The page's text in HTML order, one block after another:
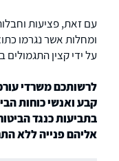
עם זאת, פציעות
ומחלות אשר נגרמו
על ידי קצין
לרשותכם משרדי
קבע ואנשי כוחות
בתביעות כנגד
אליהם פנייה ללא